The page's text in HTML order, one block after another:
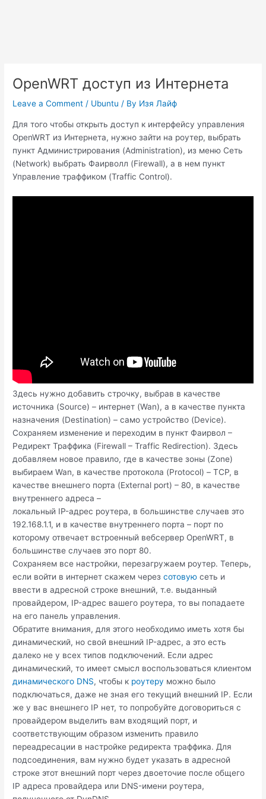
OpenWRT доступ из Интернета
Leave a Comment / Ubuntu / By Изя Лайф
Для того чтобы открыть доступ к интерфейсу управления
OpenWRT из Интернета, нужно зайти на роутер, выбрать
пункт Администрирования (Administration), из меню Сеть
(Network) выбрать Фаирволл (Firewall), а в нем пункт
Управление траффиком (Traffic Control).
Здесь нужно добавить строчку, выбрав в качестве
источника (Source) – интернет (Wan), а в качестве пункта
назначения (Destination) – само устройство (Device).
Сохраняем изменение и переходим в пункт Фаирвол –
Редирект Траффика (Firewall – Traffic Redirection). Здесь
добавляем новое правило, где в качестве зоны (Zone)
выбираем Wan, в качестве протокола (Protocol) – TCP, в
качестве внешнего порта (External port) – 80, в качестве
внутреннего адреса –
локальный IP-адрес роутера, в большинстве случаев это
192.168.1.1, и в качестве внутреннего порта – порт по
которому отвечает встроенный вебсервер OpenWRT, в
большинстве случаев это порт 80.
Сохраняем все настройки, перезагружаем роутер. Теперь,
если войти в интернет скажем черезсотовую сеть и
ввести в адресной строке внешний, т.е. выданный
провайдером, IP-адрес вашего роутера, то вы попадаете
на его панель управления.
Обратите внимания, для этого необходимо иметь хотя бы
динамический, но свой внешний IP-адрес, а это есть
далеко не у всех типов подключений. Если адрес
динамический, то имеет смысл воспользоваться клиентом
динамического DNS, чтобы к роутеру можно было
подключаться, даже не зная его текущий внешний IP. Если
же у вас внешнего IP нет, то попробуйте договориться с
провайдером выделить вам входящий порт, и
соответствующим образом изменить правило
переадресации в настройке редиректа траффика. Для
подсоединения, вам нужно будет указать в адресной
строке этот внешний порт через двоеточие после общего
IP адреса провайдера или DNS-имени роутера,